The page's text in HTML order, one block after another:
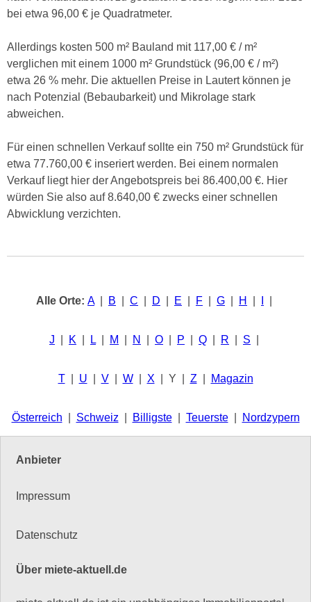
bei etwa 96,00 € je Quadratmeter.
Allerdings kosten 500 m² Bauland mit 117,00 € / m²
verglichen mit einem 1000 m² Grundstück (96,00 € / m²)
etwa 26 % mehr. Die aktuellen Preise in Lautert können je
nach Potenzial (Bebaubarkeit) und Mikrolage stark
abweichen.
Für einen schnellen Verkauf sollte ein 750 m² Grundstück für
etwa 77.760,00 € inseriert werden. Bei einem normalen
Verkauf liegt hier der Angebotspreis bei 86.400,00 €. Hier
würden Sie also auf 8.640,00 € zwecks einer schnellen
Abwicklung verzichten.
Alle Orte: A| B C D E F G H
J K L M N O P Q R S
T| U V| W| X | Y | Z Magazin
Österreich Schweiz Billigste| Teuerste| Nordzypern
Anbieter
Impressum
Datenschutz
Über miete-aktuell.de